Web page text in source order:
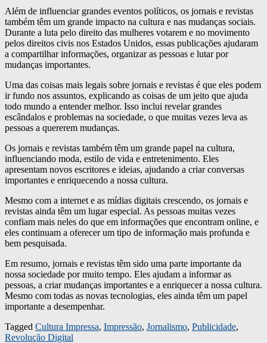
Além de influenciar grandes eventos políticos, os jornais e revistas
também têm um grande impacto na cultura e nas mudanças sociais.
Durante a luta pelo direito das mulheres votarem e no movimento
pelos direitos civis nos Estados Unidos, essas publicações ajudaram
a compartilhar informações, organizar as pessoas e lutar por
mudanças importantes.
Uma das coisas mais legais sobre jornais e revistas é que eles podem
ir fundo nos assuntos, explicando as coisas de um jeito que ajuda
todo mundo a entender melhor. Isso inclui revelar grandes
escândalos e problemas na sociedade, o que muitas vezes leva as
pessoas a quererem mudanças.
Os jornais e revistas também têm um grande papel na cultura,
influenciando moda, estilo de vida e entretenimento. Eles
apresentam novos escritores e ideias, ajudando a criar conversas
importantes e enriquecendo a nossa cultura.
Mesmo com a internet e as mídias digitais crescendo, os jornais e
revistas ainda têm um lugar especial. As pessoas muitas vezes
confiam mais neles do que em informações que encontram online, e
eles continuam a oferecer um tipo de informação mais profunda e
bem pesquisada.
Em resumo, jornais e revistas têm sido uma parte importante da
nossa sociedade por muito tempo. Eles ajudam a informar as
pessoas, a criar mudanças importantes e a enriquecer a nossa cultura.
Mesmo com todas as novas tecnologias, eles ainda têm um papel
importante a desempenhar.
Tagged Cultura Impressa, Impressão, Jornalismo, Publicidade,
Revolução Digital